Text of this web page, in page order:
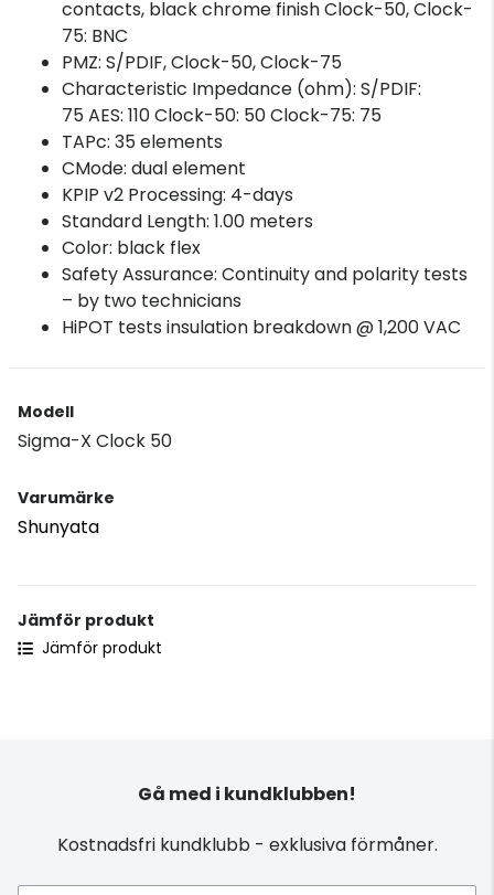
contacts, black chrome finish Clock-50, Clock-
75: BNC
PMZ: S/PDIF, Clock-50, Clock-75
Characteristic Impedance (ohm): S/PDIF:
75 AES: 110 Clock-50: 50 Clock-75: 75
TAPc: 35 elements
CMode: dual element
KPIP v2 Processing: 4-days
Standard Length: 1.00 meters
Color: black flex
Safety Assurance: Continuity and polarity tests
– by two technicians
HiPOT tests insulation breakdown @ 1,200 VAC
Modell
Sigma-X Clock 50
Varumärke
Shunyata
Jämför produkt
Jämför produkt
Gå med i kundklubben!
Kostnadsfri kundklubb - exklusiva förmåner.